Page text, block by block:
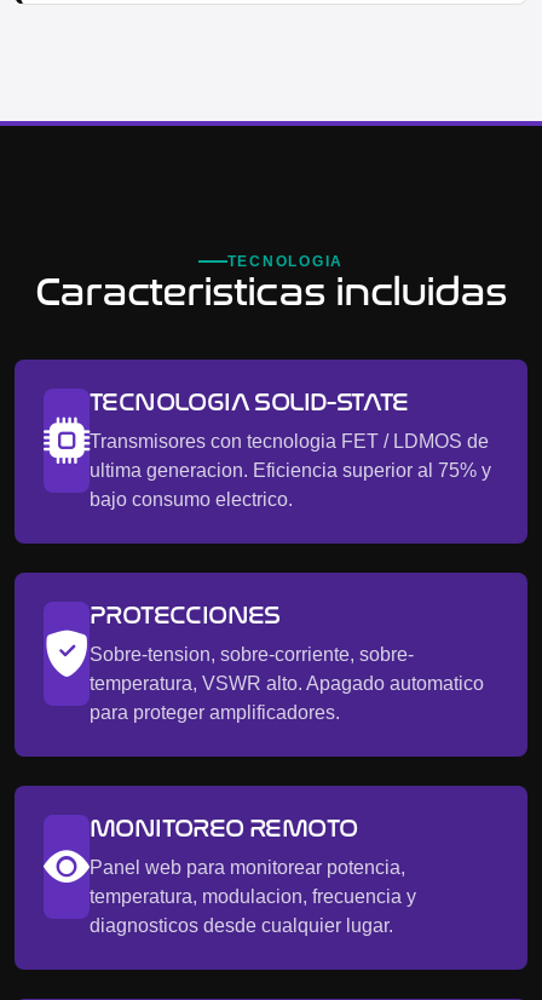
TECNOLOGIA
Caracteristicas incluidas
TECNOLOGIA SOLID-STATE
Transmisores con tecnologia FET / LDMOS de
ultima generacion. Eficiencia superior al 75% y
bajo consumo electrico.
PROTECCIONES
Sobre-tension, sobre-corriente, sobre-
temperatura, VSWR alto. Apagado automatico
para proteger amplificadores.
MONITOREO REMOTO
Panel web para monitorear potencia,
temperatura, modulacion, frecuencia y
diagnosticos desde cualquier lugar.